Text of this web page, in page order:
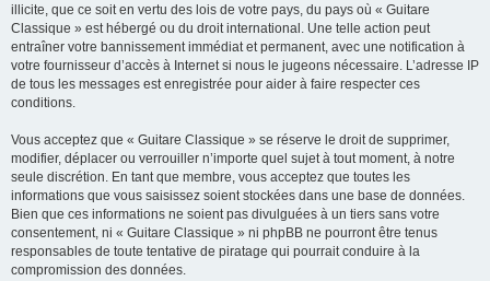
illicite, que ce soit en vertu des lois de votre pays, du pays où « Guitare
Classique » est hébergé ou du droit international. Une telle action peut
entraîner votre bannissement immédiat et permanent, avec une notification à
votre fournisseur d’accès à Internet si nous le jugeons nécessaire. L’adresse IP
de tous les messages est enregistrée pour aider à faire respecter ces
conditions.
Vous acceptez que « Guitare Classique » se réserve le droit de supprimer,
modifier, déplacer ou verrouiller n’importe quel sujet à tout moment, à notre
seule discrétion. En tant que membre, vous acceptez que toutes les
informations que vous saisissez soient stockées dans une base de données.
Bien que ces informations ne soient pas divulguées à un tiers sans votre
consentement, ni « Guitare Classique » ni phpBB ne pourront être tenus
responsables de toute tentative de piratage qui pourrait conduire à la
compromission des données.